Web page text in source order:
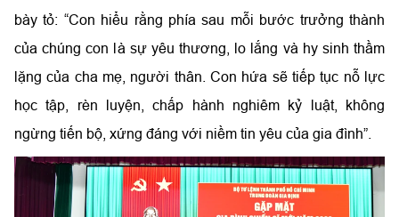
bày tỏ: “Con hiểu rằng phía sau mỗi bước trưởng thành
của chúng con là sự yêu thương, lo lắng và hy sinh thầm
lặng của cha mẹ, người thân. Con hứa sẽ tiếp tục nỗ lực
học tập, rèn luyện, chấp hành nghiêm kỷ luật, không
ngừng tiến bộ, xứng đáng với niềm tin yêu của gia đình”.